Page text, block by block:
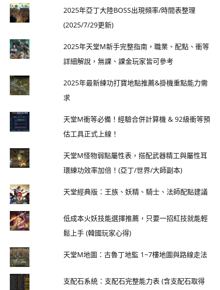
2025年亞丁大陸BOSS出現頻率/時間表整理
(2025/7/29更新)
2025年天堂M新手完整指南，職業、配點、衝等
詳細解說，無課、課金玩家皆可參考
2025年最新練功打寶地點推薦&掛機重點能力需
求
天堂M衝等必備！經驗合併計算機 & 92級衝等預
估工具正式上線！
天堂M怪物弱點屬性表，搭配武器精工與屬性耳
環練功效率加倍！(亞丁/世界/大師副本)
天堂經典版：王族、妖精、騎士、法師配點建議
低成本火妖技能選擇推薦，只要一招紅技就能輕
鬆上手 (韓國玩家心得)
天堂M地圖：古魯丁地監 1~7樓地圖與路線走法
支配石系統：支配石完整能力表 (含支配石取得